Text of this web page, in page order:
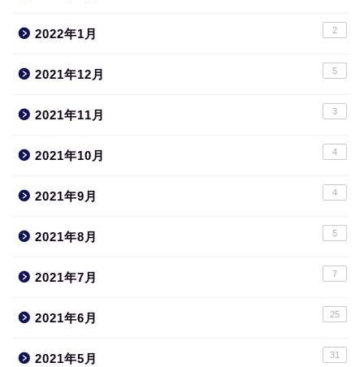
2022年1月 2
2021年12月 5
2021年11月 3
2021年10月 4
2021年9月 4
2021年8月 5
2021年7月 7
2021年6月 25
2021年5月 31